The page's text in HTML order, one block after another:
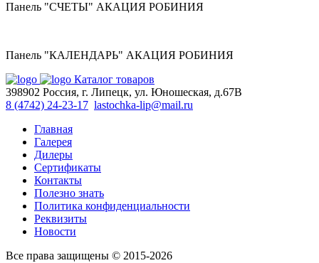
Панель "СЧЕТЫ" АКАЦИЯ РОБИНИЯ
Панель "КАЛЕНДАРЬ" АКАЦИЯ РОБИНИЯ
Каталог товаров
398902 Россия, г. Липецк, ул. Юношеская, д.67В
8 (4742) 24-23-17 lastochka-lip@mail.ru
Главная
Галерея
Дилеры
Сертификаты
Контакты
Полезно знать
Политика конфиденциальности
Реквизиты
Новости
Все права защищены © 2015-2026